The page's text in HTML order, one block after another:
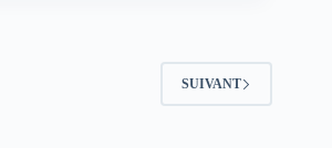
SUIVANT